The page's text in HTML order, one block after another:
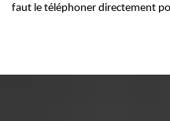
faut le téléphoner directement